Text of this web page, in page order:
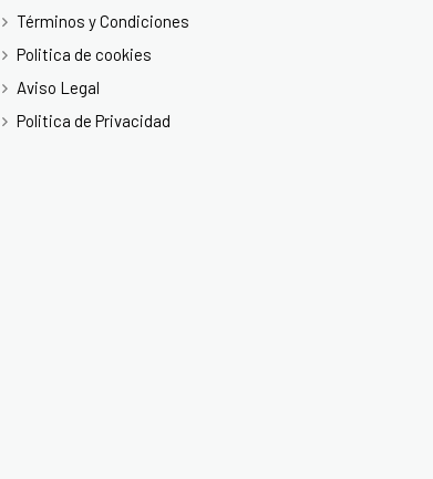
Términos y Condiciones
Politica de cookies
Aviso Legal
Politica de Privacidad